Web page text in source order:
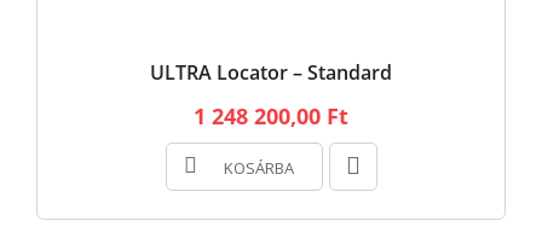
ULTRA Locator – Standard
1 248 200,00 Ft
KOSÁRBA